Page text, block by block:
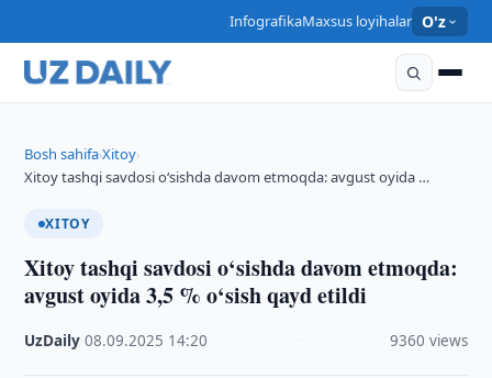
InfografikaMaxsus loyihalar O'z
Bosh sahifa›Xitoy›
Xitoy tashqi savdosi o‘sishda davom etmoqda: avgust oyida …
XITOY
Xitoy tashqi savdosi o‘sishda davom etmoqda:
avgust oyida 3,5 % o‘sish qayd etildi
UzDaily ·08.09.2025 14:20 9360 views